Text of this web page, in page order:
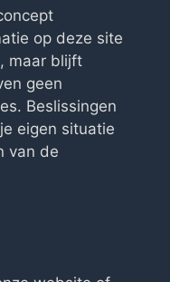
op deze site
maar blijft
geen
Beslissingen
eigen situatie
van de